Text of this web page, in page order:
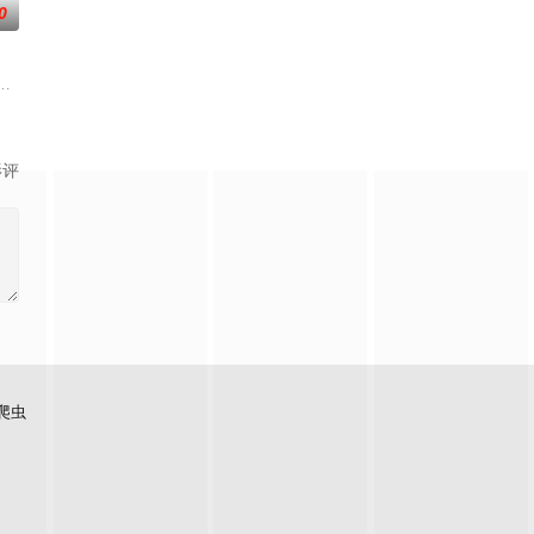
“废用身”——因瘫痪等原因已无恢复可能的四肢——的治疗方法，而一步步
评
虫